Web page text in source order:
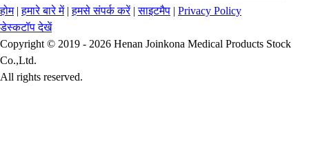
होम|हमारे बारे में|हमसे संपर्क करें|साइटमैप | Privacy Policy
डेस्कटॉप देखें
Copyright © 2019 - 2026 Henan Joinkona Medical Products Stock
Co.,Ltd.
All rights reserved.